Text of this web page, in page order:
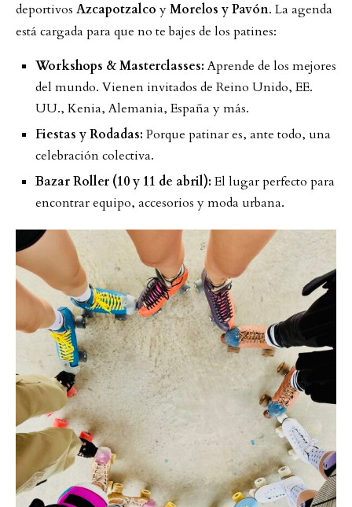
deportivos Azcapotzalco yMorelos y Pavón. La agenda
está cargada para que no te bajes de los patines:
Workshops & Masterclasses:Aprende de los mejores
del mundo. Vienen invitados de Reino Unido, EE.
UU., Kenia, Alemania, España y más.
Fiestas y Rodadas: Porque patinar es, ante todo, una
celebración colectiva.
Bazar Roller (10 y 11 de abril):El lugar perfecto para
encontrar equipo, accesorios y moda urbana.